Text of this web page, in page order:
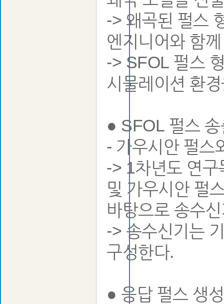
-> 왜곡된 펄스
엔지니어와 함
-> SFOL 펄스 형태와 펄스 재생부의 왜곡 형태를 재현하는 Matlab 기반
시물레이션 환
● SFOL 펄스
- 가우시안 펄스
-> 1차년도 연구
및 가우시안 펄
바탕으로 송수
-> 송수신기는
구성한다.
● 응답 펄스 생